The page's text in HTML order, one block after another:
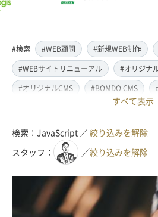
#検索 #WEB顧問 #新規WEB制作
#WEBサイトリニューアル
#オリジナ
#オリジナルCMS
#BOMDO CMS
#レスポンシブ対応
#翻訳・多言語対応
#情報管理システム
#ECサイト
#EC-CUBE
#ランディ
#取材・ライティング
#ドローン撮影(空撮)
#アクセス解析・SEO対策
#名刺・パ
すべて表示
検索：JavaScript ／絞り込みを解除
スタッフ：
／絞り込みを解除